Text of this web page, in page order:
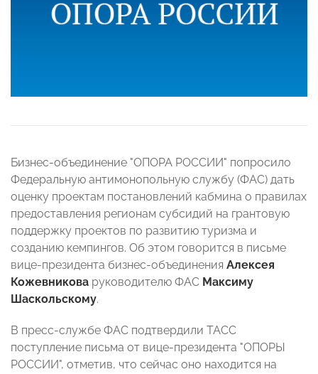
Бизнес-объединение "ОПОРА РОССИИ" попросило
Федеральную антимонопольную службу (ФАС) дать
оценку проектам постановлений кабмина о правилах
предоставления регионам субсидий на грантовую
поддержку проектов по развитию туризма и
созданию кемпингов. Об этом говорится в письме
вице-президента бизнес-объединения Алексея
Кожевникова руководителю ФАС Максиму
Шаскольскому.
В пресс-службе ФАС подтвердили ТАСС
поступление письма от вице-президента "ОПОРЫ
РОССИИ", отметив, что сейчас оно находится на